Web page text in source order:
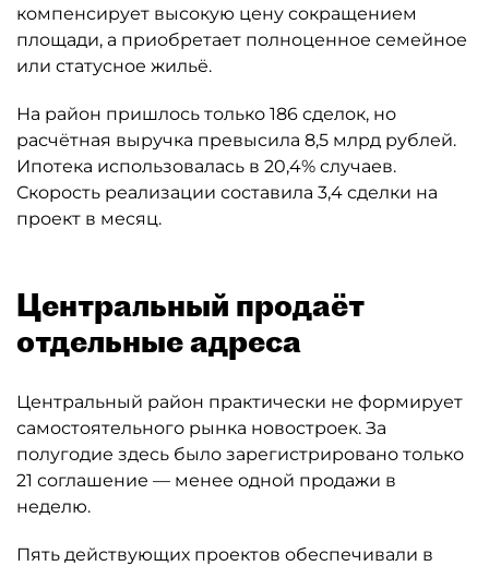
компенсирует высокую цену сокращением
площади, а приобретает полноценное семейное
или статусное жильё.
На район пришлось только 186 сделок, но
расчётная выручка превысила 8,5 млрд рублей.
Ипотека использовалась в 20,4% случаев.
Скорость реализации составила 3,4 сделки на
проект в месяц.
Центральный продаёт
отдельные адреса
Центральный район практически не формирует
самостоятельного рынка новостроек. За
полугодие здесь было зарегистрировано только
21 соглашение — менее одной продажи в
неделю.
Пять действующих проектов обеспечивали в